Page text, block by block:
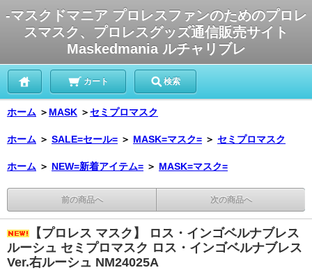
-マスクドマニア プロレスファンのためのプロレ
スマスク、プロレスグッズ通信販売サイト
Maskedmania ルチャリブレ
カート 検索
ホーム ＞ MASK ＞セミプロマスク
ホーム ＞ SALE=セール= ＞ MASK=マスク= ＞ セミプロマスク
ホーム ＞ NEW=新着アイテム= ＞ MASK=マスク=
前の商品へ 次の商品へ
【プロレス マスク】 ロス・インゴベルナブレス
ルーシュ セミプロマスク ロス・インゴベルナブレス
Ver.右ルーシュ NM24025A